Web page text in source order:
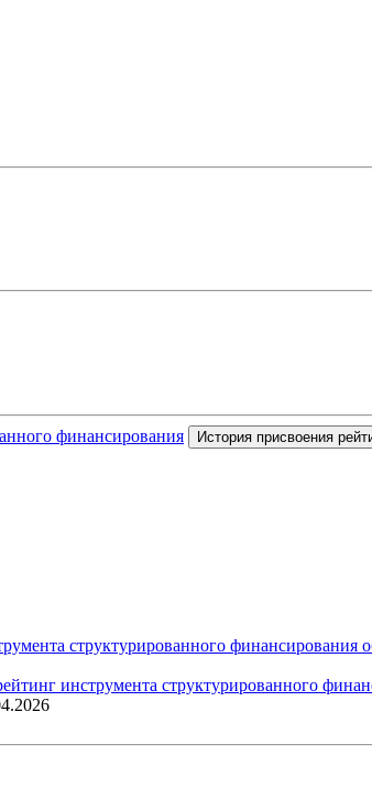
финансирования История присвоения
структурированного
инструмента структурированного